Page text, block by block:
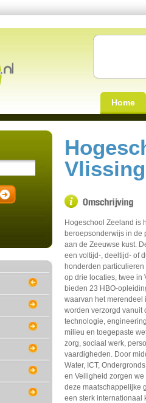
Home
Hogeschool Zeeland is
beroepsonderwijs in de
aan de Zeeuwse kust.
een voltijd-, deeltijd- of
honderden
op drie locaties, twee
bieden 23 HBO-
waarvan het merendeel
worden verzorgd vanuit
technologie,
milieu en toegepaste
zorg, sociaal werk,
vaardigheden. Door
Water, ICT,
en Veiligheid zorgen
deze maatschappelijke
een sterk internationaal